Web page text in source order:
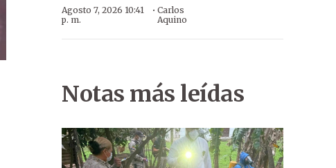
Agosto 7, 2026 10:41
p. m.
· Carlos
Aquino
Notas más leídas